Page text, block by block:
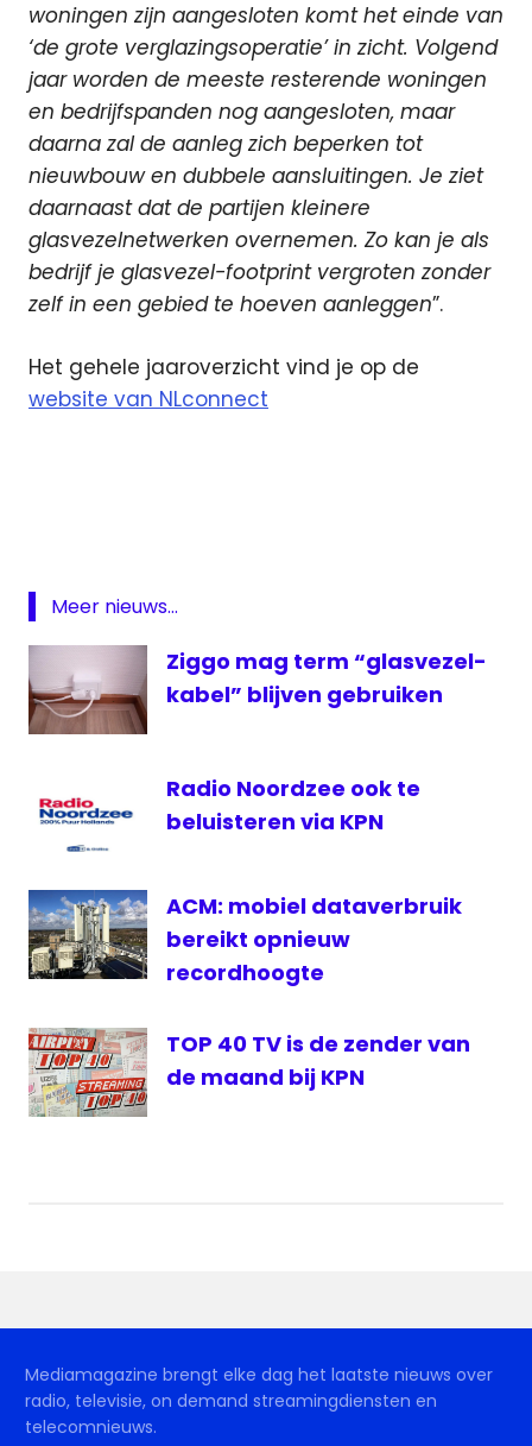
woningen zijn aangesloten komt het einde van
‘de grote verglazingsoperatie’ in zicht. Volgend
jaar worden de meeste resterende woningen
en bedrijfspanden nog aangesloten, maar
daarna zal de aanleg zich beperken tot
nieuwbouw en dubbele aansluitingen. Je ziet
daarnaast dat de partijen kleinere
glasvezelnetwerken overnemen. Zo kan je als
bedrijf je glasvezel-footprint vergroten zonder
zelf in een gebied te hoeven aanleggen”.
Het gehele jaaroverzicht vind je op de
website van NLconnect
Dutch
Meer nieuws...
Ziggo mag term “glasvezel-
kabel” blijven gebruiken
Radio Noordzee ook te
beluisteren via KPN
ACM: mobiel dataverbruik
bereikt opnieuw
recordhoogte
TOP 40 TV is de zender van
de maand bij KPN
Mediamagazine brengt elke dag het laatste nieuws over
radio, televisie, on demand streamingdiensten en
telecomnieuws.